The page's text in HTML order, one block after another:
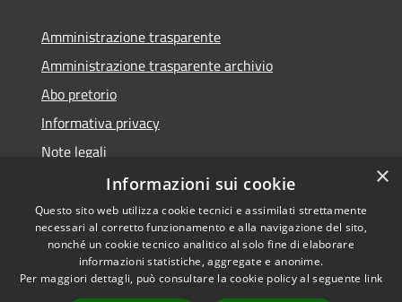
Amministrazione trasparente
Amministrazione trasparente archivio
Abo pretorio
Informativa privacy
Note legali
Dichiarazione di accessibilità
RSS
Accessibilità
Copyright © 2026 • Comune di
×
Informazioni sui cookie
Questo sito web utilizza cookie tecnici e assimilati strettamente
necessari al corretto funzionamento e alla navigazione del sito,
nonché un cookie tecnico analitico al solo fine di elaborare
informazioni statistiche, aggregate e anonime.
Per maggiori dettagli, può consultare la cookie policy al seguente link